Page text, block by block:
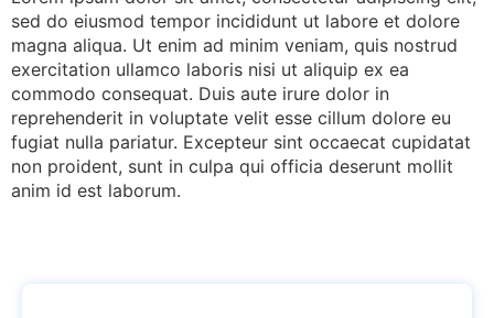
sed do eiusmod tempor incididunt ut labore et dolore
magna aliqua. Ut enim ad minim veniam, quis nostrud
exercitation ullamco laboris nisi ut aliquip ex ea
commodo consequat. Duis aute irure dolor in
reprehenderit in voluptate velit esse cillum dolore eu
fugiat nulla pariatur. Excepteur sint occaecat cupidatat
non proident, sunt in culpa qui officia deserunt mollit
anim id est laborum.